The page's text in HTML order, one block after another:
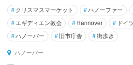
ス
バ
ッ
ハ
ア
# クリスマスマーケット #ハノーファー
# エギディエン教会 # Hannover # ドイ
#ハノーバー # 旧市庁舎 #街歩き
ハノーバー